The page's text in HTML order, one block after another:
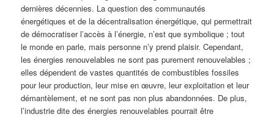
dernières décennies. La question des communautés
énergétiques et de la décentralisation énergétique, qui permettrait
de démocratiser l’accès à l’énergie, n’est que symbolique ; tout
le monde en parle, mais personne n’y prend plaisir. Cependant,
les énergies renouvelables ne sont pas purement renouvelables ;
elles dépendent de vastes quantités de combustibles fossiles
pour leur production, leur mise en œuvre, leur exploitation et leur
démantèlement, et ne sont pas non plus abandonnées. De plus,
l’industrie dite des énergies renouvelables pourrait être